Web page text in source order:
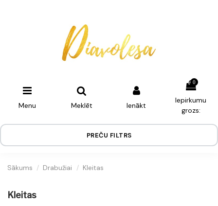
Menu Meklēt Ienākt
0
Iepirkumu
grozs:
PREČU FILTRS
Sākums Drabužiai Kleitas
Kleitas